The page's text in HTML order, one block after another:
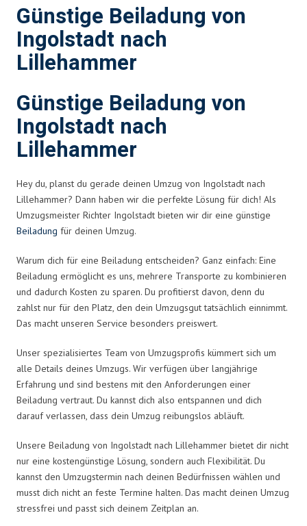
Günstige Beiladung von
Ingolstadt nach
Lillehammer
Günstige Beiladung von
Ingolstadt nach
Lillehammer
Hey du, planst du gerade deinen Umzug von Ingolstadt nach
Lillehammer? Dann haben wir die perfekte Lösung für dich! Als
Umzugsmeister Richter Ingolstadt bieten wir dir eine günstige
Beiladung für deinen Umzug.
Warum dich für eine Beiladung entscheiden? Ganz einfach: Eine
Beiladung ermöglicht es uns, mehrere Transporte zu kombinieren
und dadurch Kosten zu sparen. Du profitierst davon, denn du
zahlst nur für den Platz, den dein Umzugsgut tatsächlich einnimmt.
Das macht unseren Service besonders preiswert.
Unser spezialisiertes Team von Umzugsprofis kümmert sich um
alle Details deines Umzugs. Wir verfügen über langjährige
Erfahrung und sind bestens mit den Anforderungen einer
Beiladung vertraut. Du kannst dich also entspannen und dich
darauf verlassen, dass dein Umzug reibungslos abläuft.
Unsere Beiladung von Ingolstadt nach Lillehammer bietet dir nicht
nur eine kostengünstige Lösung, sondern auch Flexibilität. Du
kannst den Umzugstermin nach deinen Bedürfnissen wählen und
musst dich nicht an feste Termine halten. Das macht deinen Umzug
stressfrei und passt sich deinem Zeitplan an.